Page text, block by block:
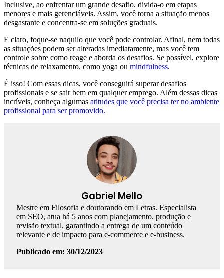
Inclusive, ao enfrentar um grande desafio, divida-o em etapas
menores e mais gerenciáveis. Assim, você torna a situação menos
desgastante e concentra-se em soluções graduais.
E claro, foque-se naquilo que você pode controlar. Afinal, nem todas
as situações podem ser alteradas imediatamente, mas você tem
controle sobre como reage e aborda os desafios. Se possível, explore
técnicas de relaxamento, como yoga ou mindfulness.
É isso! Com essas dicas, você conseguirá superar desafios
profissionais e se sair bem em qualquer emprego. Além dessas dicas
incríveis, conheça algumas atitudes que você precisa ter no ambiente
profissional para ser promovido.
Gabriel Mello
Mestre em Filosofia e doutorando em Letras. Especialista
em SEO, atua há 5 anos com planejamento, produção e
revisão textual, garantindo a entrega de um conteúdo
relevante e de impacto para e-commerce e e-business.
Publicado em: 30/12/2023